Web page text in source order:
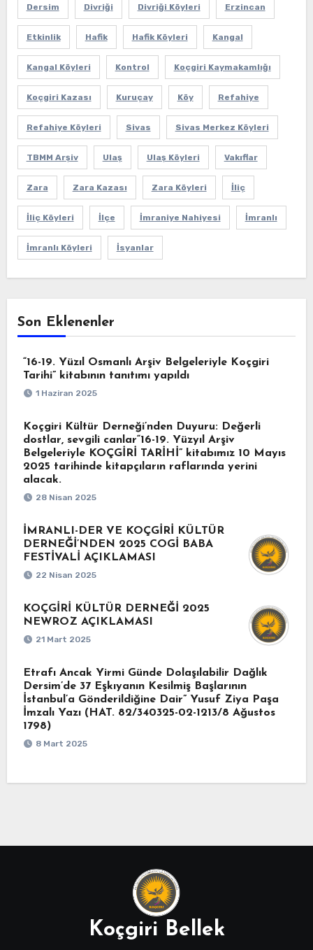
Dersim Divriği Divriği Köyleri Erzincan
Etkinlik Hafik Hafik Köyleri Kangal
Kangal Köyleri Kontrol Koçgiri Kaymakamlığı
Koçgiri Kazası Kuruçay Köy Refahiye
Refahiye Köyleri Sivas Sivas Merkez Köyleri
TBMM Arşiv Ulaş Ulaş Köyleri Vakıflar
Zara Zara Kazası Zara Köyleri İliç
İliç Köyleri İlçe İmraniye Nahiyesi İmranlı
İmranlı Köyleri İsyanlar
Son Eklenenler
“16-19. Yüzıl Osmanlı Arşiv Belgeleriyle Koçgiri
Tarihi” kitabının tanıtımı yapıldı
1 Haziran 2025
Koçgiri Kültür Derneği’nden Duyuru: Değerli
dostlar, sevgili canlar“16-19. Yüzyıl Arşiv
Belgeleriyle KOÇGİRİ TARİHİ” kitabımız 10 Mayıs
2025 tarihinde kitapçıların raflarında yerini
alacak.
28 Nisan 2025
İMRANLI-DER VE KOÇGİRİ KÜLTÜR
DERNEĞİ’NDEN 2025 COGİ BABA
FESTİVALİ AÇIKLAMASI
22 Nisan 2025
KOÇGİRİ KÜLTÜR DERNEĞİ 2025
NEWROZ AÇIKLAMASI
21 Mart 2025
Etrafı Ancak Yirmi Günde Dolaşılabilir Dağlık
Dersim’de 37 Eşkıyanın Kesilmiş Başlarının
İstanbul’a Gönderildiğine Dair” Yusuf Ziya Paşa
İmzalı Yazı (HAT. 82/340325-02-1213/8 Ağustos
1798)
8 Mart 2025
Koçgiri Bellek